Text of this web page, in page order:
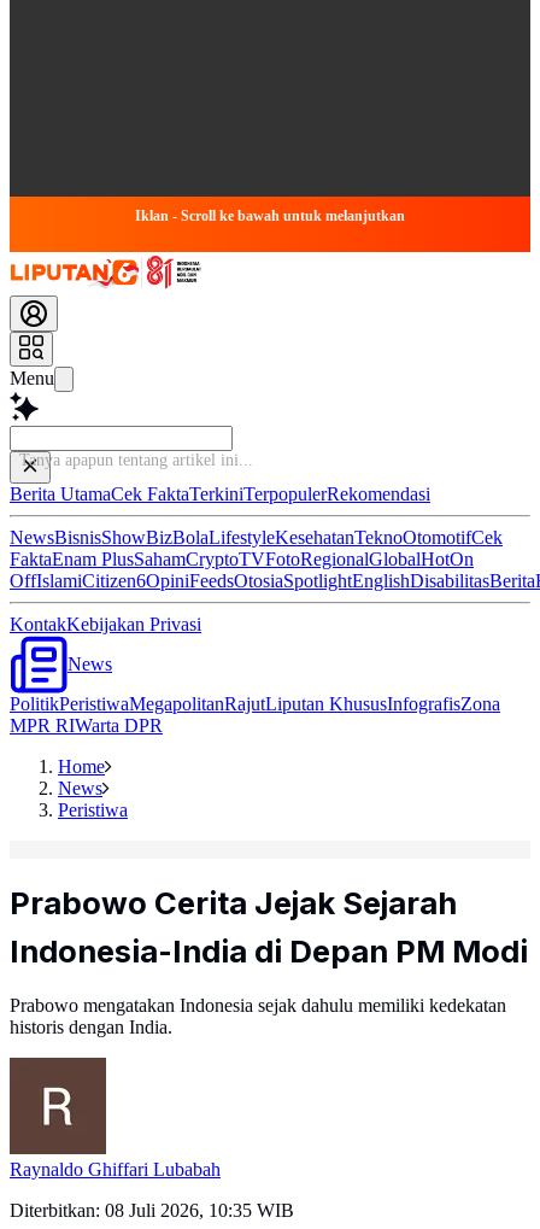
Iklan - Scroll ke bawah untuk melanjutkan
Menu
Tanya apapun tentang artike
Berita UtamaCek FaktaTerkiniTerpopulerRekomendasi
NewsBisnisShowBizBolaLifestyleKesehatanTeknoOtomotifCek
FaktaEnam PlusSahamCryptoTVFotoRegionalGlobalHotOn
OffIslamiCitizen6OpiniFeedsOtosiaSpotlightEnglishDisabilitasBerita
KontakKebijakan Privasi
News
PolitikPeristiwaMegapolitanRajutLiputan KhususInfografisZona
MPR RIWarta DPR
Home
News
Peristiwa
Prabowo Cerita Jejak Sejarah
Indonesia-India di Depan PM Modi
Prabowo mengatakan Indonesia sejak dahulu memiliki kedekatan
historis dengan India.
Raynaldo Ghiffari Lubabah
Diterbitkan: 08 Juli 2026, 10:35 WIB